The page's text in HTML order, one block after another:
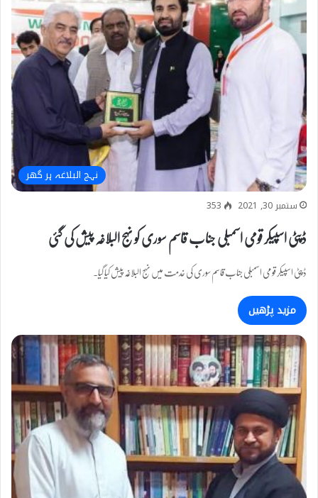
نہج البلاغہ ہر گھر
ستمبر 30, 2021 353
ڈپٹی اسپیکر قومی اسمبلی جناب قاسم سوری کو نہج البلاغہ پیش کی گئی
ڈپٹی اسپیکر قومی اسمبلی جناب قاسم سوری کی خدمت میں نہج البلاغہ پیش کیا گیا۔
مزید پڑھیں